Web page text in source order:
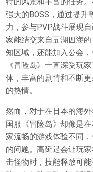
特的风景和丰富的任务
强大的BOSS，通过提升
力，参与PVP战斗展现
家能结交来自五湖四海
知区域，还能加入公会
《冒险岛》一直深受玩
体，丰富的剧情和不断
的热情。
然而，对于在日本的海
国服《冒险岛》却像是
家流畅的游戏体验不同
的问题。高延迟会让玩
击怪物时，技能释放可